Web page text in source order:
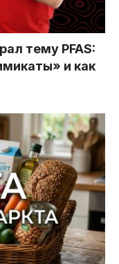
тему PFAS:
и как